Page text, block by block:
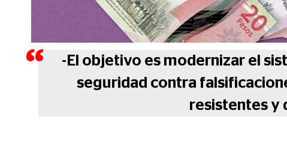
-El objetivo es modernizar el
seguridad contra
resistentes y